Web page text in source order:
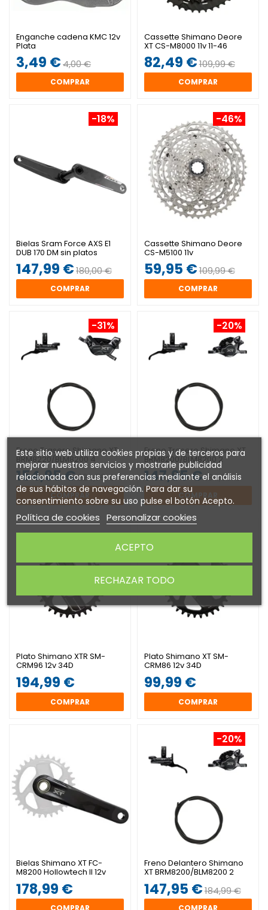
Enganche cadena KMC 12v
Plata
3,49 €4,00 €
COMPRAR
Cassette Shimano Deore
XT CS-M8000 11v 11-46
82,49 €109,99 €
COMPRAR
-18%
Bielas Sram Force AXS E1
DUB 170 DM sin platos
147,99 €180,00 €
COMPRAR
-46%
Cassette Shimano Deore
CS-M5100 11v
59,95 €109,99 €
COMPRAR
-31%
Freno Trasero Shimano XT
BRM8220/BLM8200 4
Pistones
154,95 €224,99 €
COMPRAR
-20%
Freno Trasero Shimano XT
BRM8200/BLM8200 2
Pistones
147,95 €184,99 €
COMPRAR
Plato Shimano XTR SM-
CRM96 12v 34D
194,99 €
COMPRAR
Plato Shimano XT SM-
CRM86 12v 34D
99,99 €
COMPRAR
Bielas Shimano XT FC-
M8200 Hollowtech II 12v
170mm sin plato
178,99 €
-20%
Freno Delantero Shimano
XT BRM8200/BLM8200 2
Pistones
147,95 €184,99 €
Este sitio web utiliza cookies propias y de terceros para
mejorar nuestros servicios y mostrarle publicidad
relacionada con sus preferencias mediante el análisis
de sus hábitos de navegación. Para dar su
consentimiento sobre su uso pulse el botón Acepto.
Política de cookies Personalizar cookies
RECHAZAR TODO
ACEPTO